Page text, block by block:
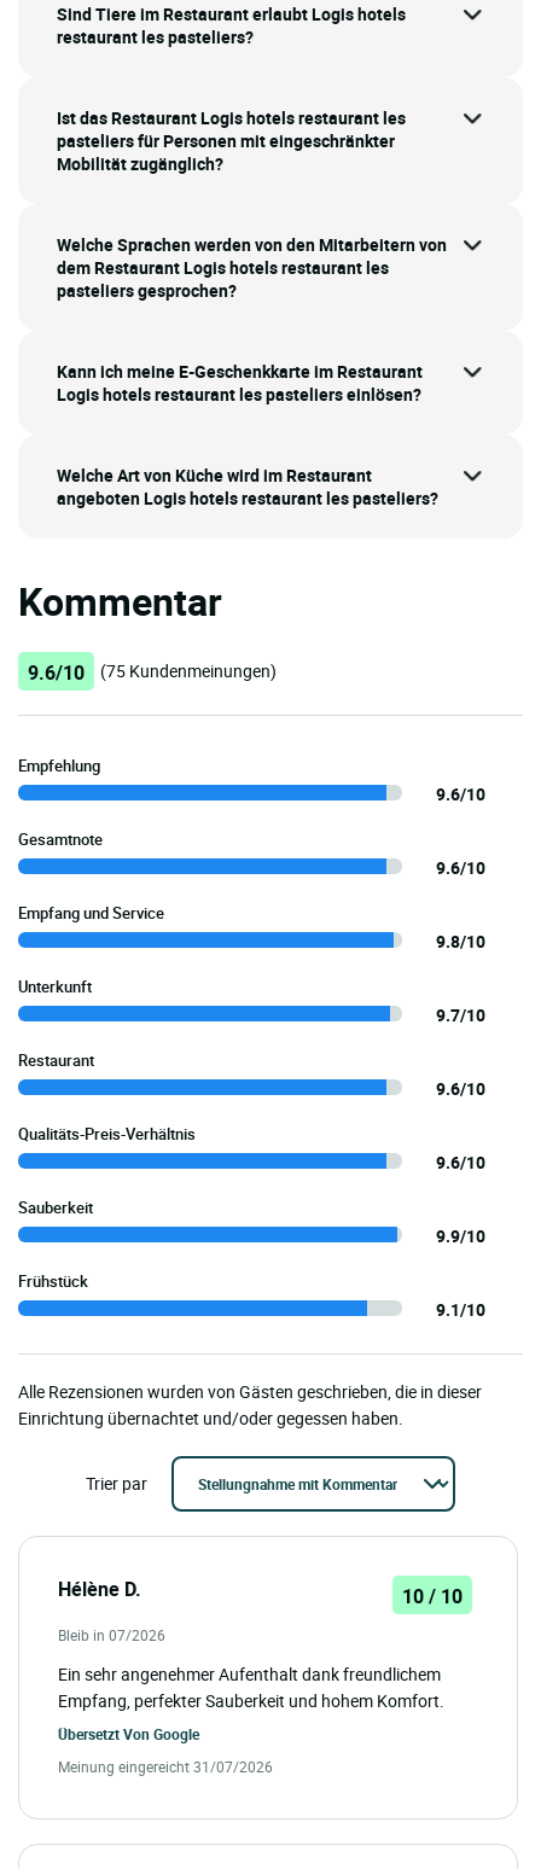
Sind Tiere im Restaurant erlaubt Logis hotels
restaurant les pasteliers?
Ist das Restaurant Logis hotels restaurant les
pasteliers für Personen mit eingeschränkter
Mobilität zugänglich?
Welche Sprachen werden von den Mitarbeitern von
dem Restaurant Logis hotels restaurant les
pasteliers gesprochen?
Kann ich meine E-Geschenkkarte im Restaurant
Logis hotels restaurant les pasteliers einlösen?
Welche Art von Küche wird im Restaurant
angeboten Logis hotels restaurant les pasteliers?
Kommentar
9.6/10 (75 Kundenmeinungen)
Empfehlung
9.6/10
Gesamtnote
9.6/10
Empfang und Service
9.8/10
Unterkunft
9.7/10
Restaurant
9.6/10
Qualitäts-Preis-Verhältnis
9.6/10
Sauberkeit
9.9/10
Frühstück
9.1/10
Alle Rezensionen wurden von Gästen geschrieben, die in dieser
Einrichtung übernachtet und/oder gegessen haben.
Trier par
Hélène D. 10 / 10
Bleib in 07/2026
Ein sehr angenehmer Aufenthalt dank freundlichem
Empfang, perfekter Sauberkeit und hohem Komfort.
Übersetzt Von Google
Meinung eingereicht 31/07/2026